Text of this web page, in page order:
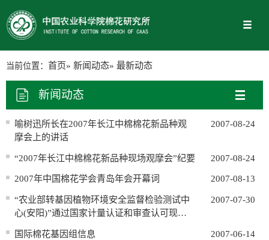
当前位置： 首页» 新闻动态» 最新动态
新闻动态
喻树迅所长在2007年长江中棉棉花新品种观
摩会上的讲话
2007-08-24
“2007年长江中棉棉花新品种现场观摩会”纪要 2007-08-24
2007年中国棉花学会青岛年会开幕词 2007-08-13
“农业部转基因植物环境安全监督检验测试中
心(安阳)”通过国家计量认证和审查认可现场
2007-07-30
国际棉花基因组信息 2007-06-14